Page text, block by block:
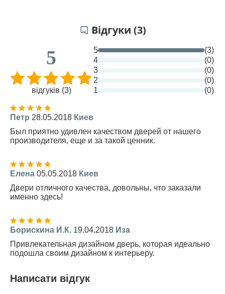
Відгуки (3)
5
відгуків (3)
5
(3)
4
(0)
3
(0)
2
(0)
1
(0)
Петр 28.05.2018 Киев
Был приятно удивлен качеством дверей от нашего
производителя, еще и за такой ценник.
Елена 05.05.2018 Киев
Двери отличного качества, довольны, что заказали
именно здесь!
Борискина И.К. 19.04.2018 Иза
Привлекательная дизайном дверь, которая идеально
подошла своим дизайном к интерьеру.
Написати відгук